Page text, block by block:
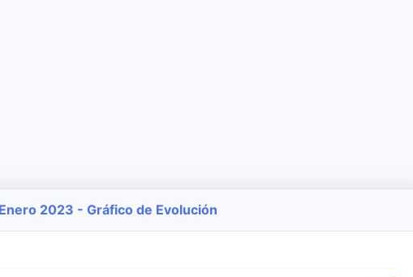
2023 - Gráfico de Evolución